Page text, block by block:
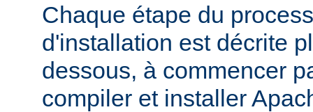
Chaque étape du
d'installation est décrite
dessous, à commencer
compiler et installer